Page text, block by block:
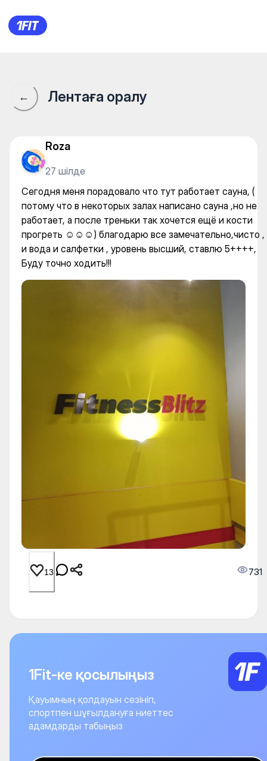
Сегодня меня порадовало
← Лентаға оралу
Roza
27 шілде
Сегодня меня порадовало что тут работает сауна, (
потому что в некоторых залах написано сауна ,но не
работает, а после треньки так хочется ещё и кости
прогреть ☺️☺️☺️) благодарю все замечательно,чисто ,
и вода и салфетки , уровень высший, ставлю 5++++,
Буду точно ходить!!!
13 731
1Fit-ке қосылыңыз
Қауымның қолдауын сезініп,
спортпен шұғылдануға ниеттес
адамдарды табыңыз